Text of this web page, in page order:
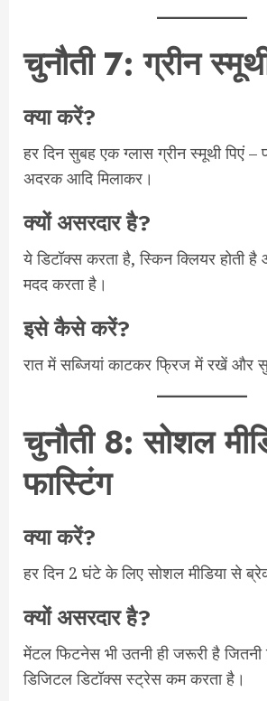
चुनौती 7: ग्रीन
क्या करें?
हर दिन सुबह एक ग्लास ग्रीन स्मूथी पिएं –
अदरक आदि मिलाकर।
क्यों असरदार है?
ये डिटॉक्स करता है, स्किन क्लियर होती
मदद करता है।
इसे कैसे करें?
रात में सब्जियां काटकर फ्रिज में रखें और
चुनौती 8: सोशल
फास्टिंग
क्या करें?
हर दिन 2 घंटे के लिए सोशल मीडिया से
क्यों असरदार है?
मेंटल फिटनेस भी उतनी ही जरूरी है जितनी
डिजिटल डिटॉक्स स्ट्रेस कम करता है।